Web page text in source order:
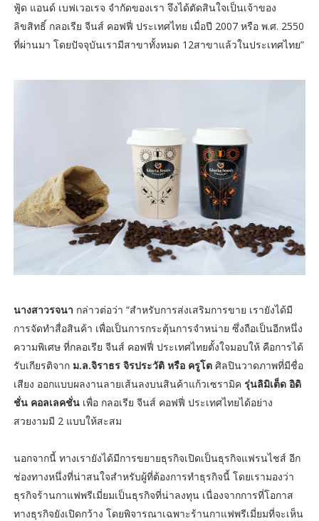
ฟู้ด แอนด์ เบฟเวอเรจ จำกัดของเรา จึงได้ตัดสินใจเป็นเจ้าของ
ลิขสิทธิ์ กลอเรีย จีนส์ คอฟฟี่ ประเทศไทย เมื่อปี 2007 หรือ พ.ศ. 2550
ที่ผ่านมา โดยปัจจุบันเรามีสาขาทั้งหมด 12สาขาแล้วในประเทศไทย”
นางสาวรจนา กล่าวต่อว่า “สำหรับการส่งเสริมการขาย เรายังได้มี
การจัดทำสื่อสินค้า เพื่อเป็นการกระตุ้นการจำหน่าย ซึ่งถือเป็นอีกหนึ่ง
ความพิเศษ ที่กลอเรีย จีนส์ คอฟฟี่ ประเทศไทยตั้งใจมอบให้ คือการได้
รับเกียรติจากม.ล.จิราธร จิรประวัติ หรือ ครูโต ศิลปินวาดภาพที่มีชื่อ
เสียง ออกแบบผลงานลายเส้นลงบนสินค้าแก้วเซรามิค รุ่นลิมิเต็ด อิดิ
ชั่น คอลเลคชั่น เพื่อ กลอเรีย จีนส์ คอฟฟี่ ประเทศไทยได้อย่าง
สวยงามมี 2 แบบให้สะสม
นอกจากนี้ ทางเรายังได้มีการขยายธุรกิจเปิดเป็นธุรกิจแฟรนไชส์ อีก
ช่องทางหนึ่งที่น่าสนใจสำหรับผู้ที่ต้องการทำธุรกิจนี้ โดยเรามองว่า
ธุรกิจร้านกาแฟพรีเมี่ยมเป็นธุรกิจที่น่าลงทุน เนื่องจากการที่โอกาส
ทางธุรกิจยังเปิดกว้าง โดยพิจารณาเฉพาะร้านกาแฟพรีเมี่ยมที่จะเห็น